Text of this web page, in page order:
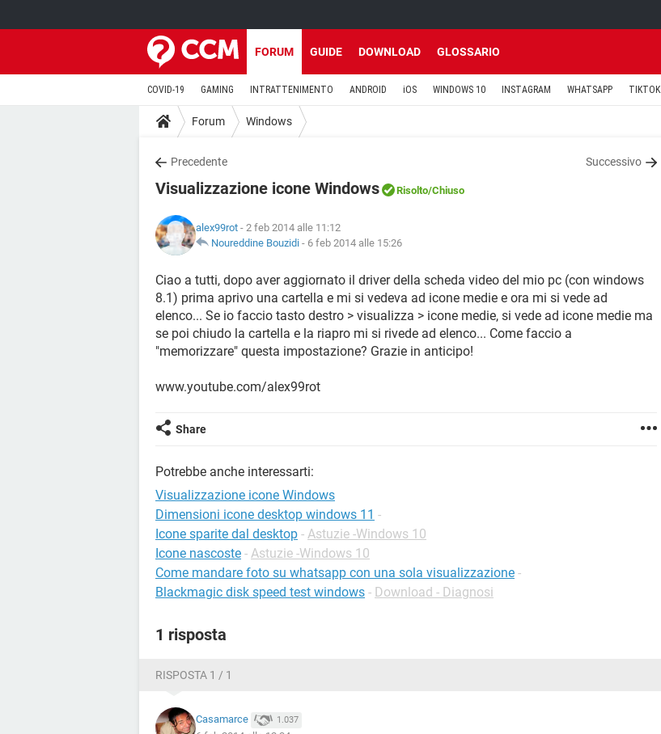
FORUM GUIDE DOWNLOAD GLOSSARIO
COVID-19 GAMING INTRATTENIMENTO ANDROID iOS WINDOWS 10 INSTAGRAM WHATSAPP TIKTOK
Forum Windows
Precedente Successivo
Visualizzazione icone Windows Risolto/Chiuso
alex99rot - 2 feb 2014 alle 11:12
Noureddine Bouzidi - 6 feb 2014 alle 15:26
Ciao a tutti, dopo aver aggiornato il driver della scheda video del mio pc (con windows
8.1) prima aprivo una cartella e mi si vedeva ad icone medie e ora mi si vede ad
elenco... Se io faccio tasto destro > visualizza > icone medie, si vede ad icone medie ma
se poi chiudo la cartella e la riapro mi si rivede ad elenco... Come faccio a
"memorizzare" questa impostazione? Grazie in anticipo!
www.youtube.com/alex99rot
Share
Potrebbe anche interessarti:
Visualizzazione icone Windows
Dimensioni icone desktop windows 11 -
Icone sparite dal desktop - Astuzie -Windows 10
Icone nascoste - Astuzie -Windows 10
Come mandare foto su whatsapp con una sola visualizzazione -
Blackmagic disk speed test windows - Download - Diagnosi
1 risposta
RISPOSTA 1 / 1
Casamarce 1.037